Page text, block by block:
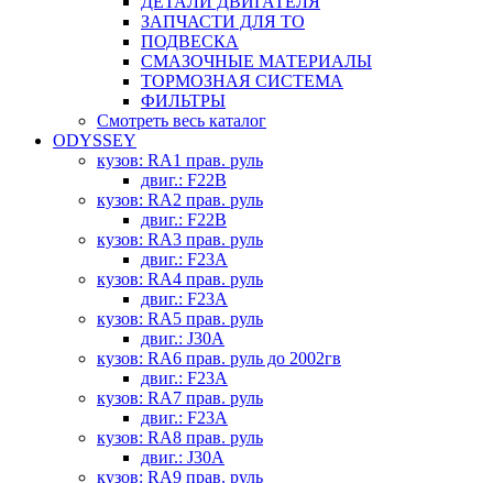
ЗАПЧАСТИ ДЛЯ ТО
ПОДВЕСКА
СМАЗОЧНЫЕ МАТЕРИАЛЫ
ТОРМОЗНАЯ СИСТЕМА
ФИЛЬТРЫ
Смотреть весь каталог
ODYSSEY
кузов: RA1 прав. руль
двиг.: F22B
кузов: RA2 прав. руль
двиг.: F22B
кузов: RA3 прав. руль
двиг.: F23A
кузов: RA4 прав. руль
двиг.: F23A
кузов: RA5 прав. руль
двиг.: J30A
кузов: RA6 прав. руль до 2002гв
двиг.: F23A
кузов: RA7 прав. руль
двиг.: F23A
кузов: RA8 прав. руль
двиг.: J30A
кузов: RA9 прав. руль